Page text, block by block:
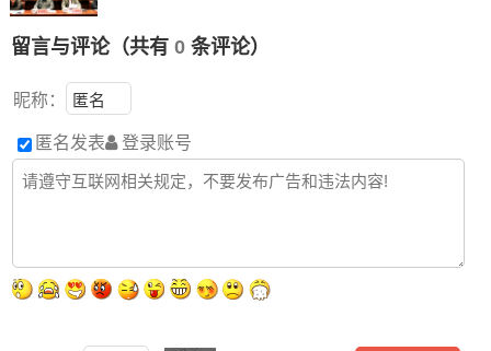
留言与评论（共有 0条评论）
昵称：
匿名发表 登录账号